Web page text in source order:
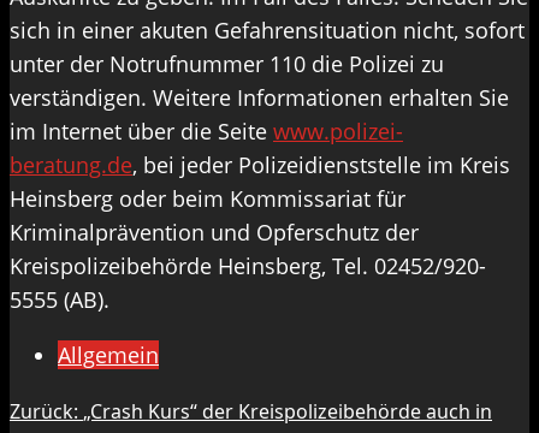
sich in einer akuten Gefahrensituation nicht, sofort
unter der Notrufnummer 110 die Polizei zu
verständigen. Weitere Informationen erhalten Sie
im Internet über die Seite www.polizei-
beratung.de, bei jeder Polizeidienststelle im Kreis
Heinsberg oder beim Kommissariat für
Kriminalprävention und Opferschutz der
Kreispolizeibehörde Heinsberg, Tel. 02452/920-
5555 (AB).
Allgemein
Beitragsnavigation
Zurück: „Crash Kurs“ der Kreispolizeibehörde auch in